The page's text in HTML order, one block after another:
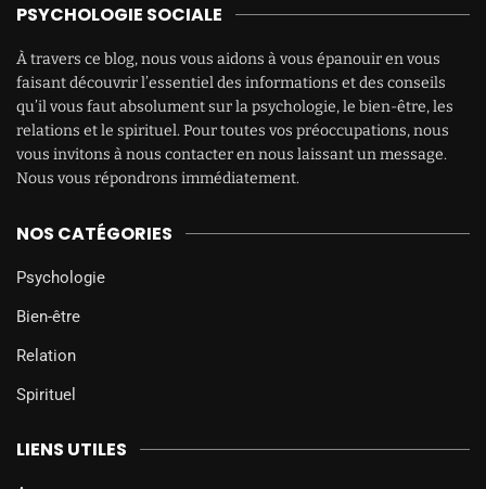
PSYCHOLOGIE SOCIALE
À travers ce blog, nous vous aidons à vous épanouir en vous
faisant découvrir l’essentiel des informations et des conseils
qu’il vous faut absolument sur la psychologie, le bien-être, les
relations et le spirituel. Pour toutes vos préoccupations, nous
vous invitons à nous contacter en nous laissant un message.
Nous vous répondrons immédiatement.
NOS CATÉGORIES
Psychologie
Bien-être
Relation
Spirituel
LIENS UTILES